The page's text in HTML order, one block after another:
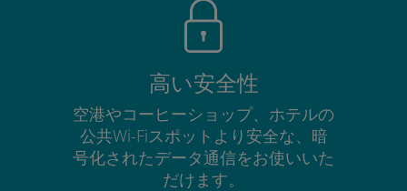
高い安全性
空港やコーヒーショップ、ホテルの
公共Wi-Fiスポットより安全な、暗
号化されたデータ通信をお使いいた
だけます。